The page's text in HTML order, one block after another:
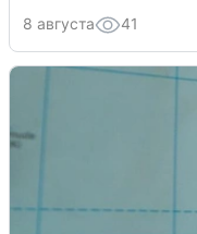
8 августа 41